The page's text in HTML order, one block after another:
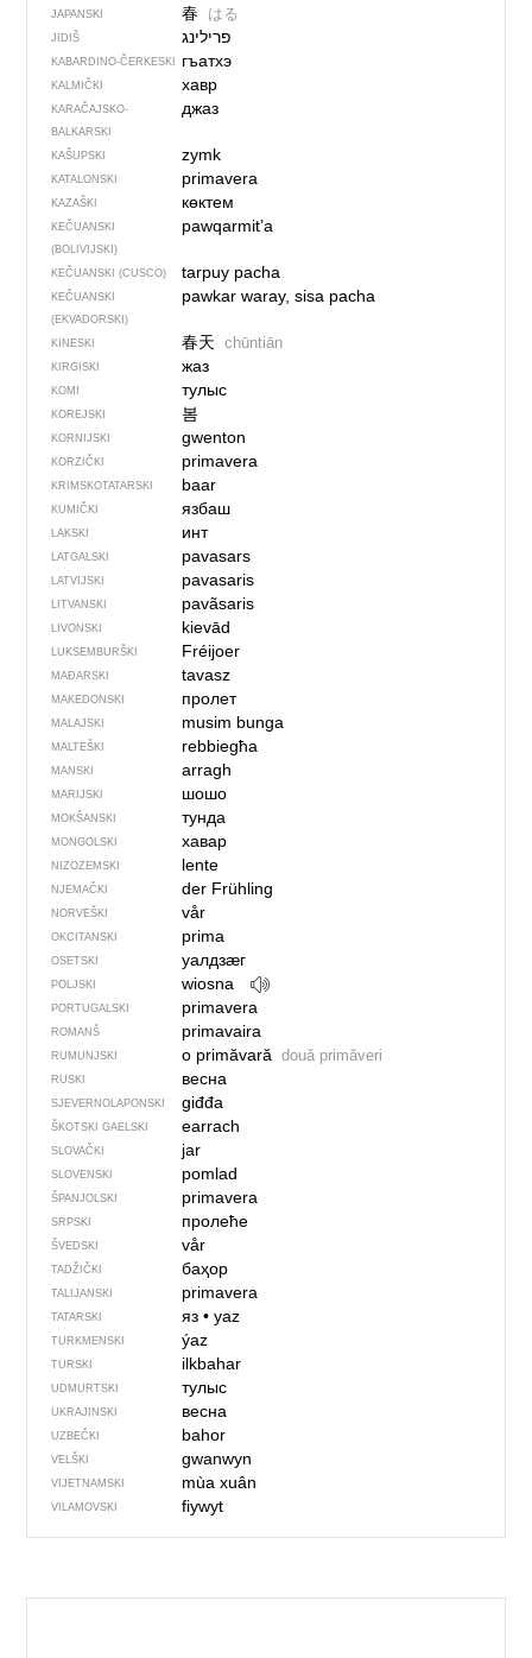
JAPANSKI 春 はる
JIDIŠ פרילינג
KABARDINO-ČERKESKI гъатхэ
KALMIČKI хавр
KARAČAJSKO-
BALKARSKI
джаз
KAŠUPSKI zymk
KATALONSKI primavera
KAZAŠKI көктем
KEČUANSKI
(BOLIVIJSKI)
pawqarmit’a
KEČUANSKI (CUSCO) tarpuy pacha
KEČUANSKI
(EKVADORSKI)
pawkar waray, sisa pacha
KINESKI 春天 chūntiān
KIRGISKI жаз
KOMI тулыс
KOREJSKI 봄
KORNIJSKI gwenton
KORZIČKI primavera
KRIMSKOTATARSKI baar
KUMIČKI язбаш
LAKSKI инт
LATGALSKI pavasars
LATVIJSKI pavasaris
LITVANSKI pavãsaris
LIVONSKI kievād
LUKSEMBURŠKI Fréijoer
MAĐARSKI tavasz
MAKEDONSKI пролет
MALAJSKI musim bunga
MALTEŠKI rebbiegħa
MANSKI arragh
MARIJSKI шошо
MOKŠANSKI тунда
MONGOLSKI хавар
NIZOZEMSKI lente
NJEMAČKI der Frühling
NORVEŠKI vår
OKCITANSKI prima
OSETSKI уалдзӕг
POLJSKI wiosna
PORTUGALSKI primavera
ROMANŠ primavaira
RUMUNJSKI o primăvară două primăveri
RUSKI весна
SJEVER­NO­LA­PONSKI giđđa
ŠKOTSKI GAELSKI earrach
SLOVAČKI jar
SLOVENSKI pomlad
ŠPANJOLSKI primavera
SRPSKI пролеће
ŠVEDSKI vår
TADŽIČKI баҳор
TALIJANSKI primavera
TATARSKI яз• yaz
TURKMENSKI ýaz
TURSKI ilkbahar
UDMURTSKI тулыс
UKRAJINSKI весна
UZBEČKI bahor
VELŠKI gwanwyn
VIJETNAMSKI mùa xuân
VILAMOVSKI fiywyt